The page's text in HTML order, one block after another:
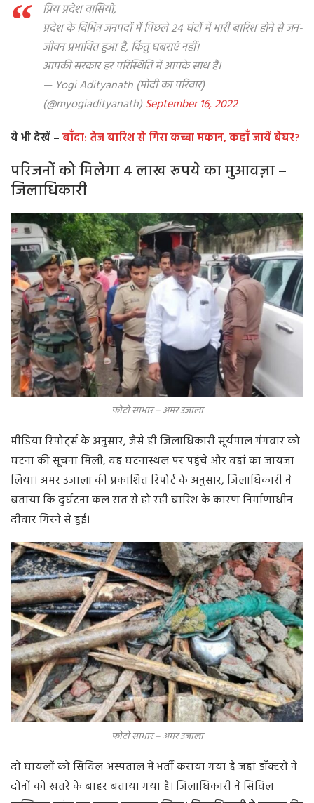
प्रिय प्रदेश वासियो,
प्रदेश के विभिन्न जनपदों में पिछले 24 घंटों में भारी बारिश होने से जन-
जीवन प्रभावित हुआ है, किंतु घबराएं नहीं।
आपकी सरकार हर परिस्थिति में आपके साथ है।
— Yogi Adityanath (मोदी का परिवार)
(@myogiadityanath)September 16, 2022
ये भी देखें –बाँदा: तेज बारिश से गिरा कच्चा मकान, कहाँ जायें बेघर?
परिजनों को मिलेगा 4 लाख रूपये का मुआवज़ा –
जिलाधिकारी
फोटो साभार – अमर उजाला
मीडिया रिपोर्ट्स के अनुसार, जैसे ही जिलाधिकारी सूर्यपाल गंगवार को
घटना की सूचना मिली, वह घटनास्थल पर पहुंचे और वहां का जायज़ा
लिया। अमर उजाला की प्रकाशित रिपोर्ट के अनुसार, जिलाधिकारी ने
बताया कि दुर्घटना कल रात से हो रही बारिश के कारण निर्माणाधीन
दीवार गिरने से हुई।
फोटो साभार – अमर उजाला
दो घायलों को सिविल अस्पताल में भर्ती कराया गया है जहां डॉक्टरों ने
दोनों को खतरे के बाहर बताया गया है। जिलाधिकारी ने सिविल